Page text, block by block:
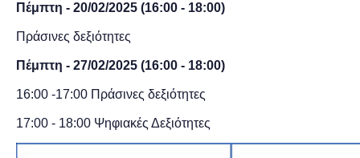
Πέμπτη - 20/02/2025 (16:00 - 18:00)
Πράσινες δεξιότητες
Πέμπτη - 27/02/2025 (16:00 - 18:00)
16:00 -17:00 Πράσινες δεξιότητες
17:00 - 18:00 Ψηφιακές Δεξιότητες